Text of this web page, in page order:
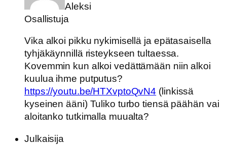
Aleksi
Osallistuja
Vika alkoi pikku nykimisellä ja epätasaisella
tyhjäkäynnillä risteykseen tultaessa.
Kovemmin kun alkoi vedättämään niin alkoi
kuulua ihme putputus?
https://youtu.be/HTXvptoQvN4 (linkissä
kyseinen ääni) Tuliko turbo tiensä päähän vai
aloitanko tutkimalla muualta?
Julkaisija